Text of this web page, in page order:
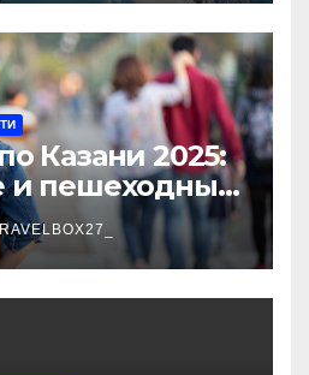
Казани 2025:
и пешеходные